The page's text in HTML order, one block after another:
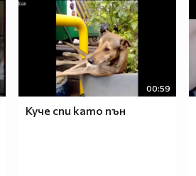
00:59
Куче спи като пън